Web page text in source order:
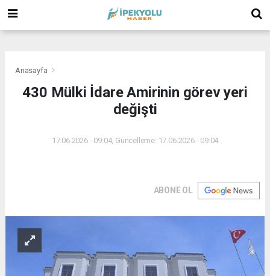
Anasayfa
430 Mülki İdare Amirinin görev yeri
değişti
17.06.2026 - 09:04, Güncelleme: 17.06.2026 - 09:04
ABONE OL